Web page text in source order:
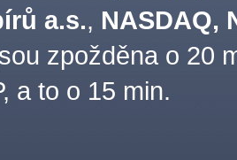
a.s., NASDAQ,
zpožděna o 20
a to o 15 min.